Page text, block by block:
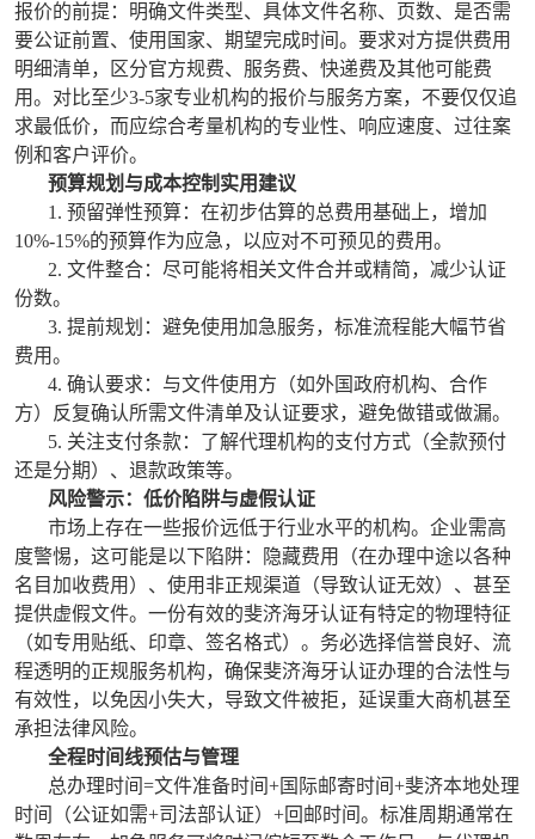
报价的前提：明确文件类型、具体文件名称、页数、是否需
要公证前置、使用国家、期望完成时间。要求对方提供费用
明细清单，区分官方规费、服务费、快递费及其他可能费
用。对比至少3-5家专业机构的报价与服务方案，不要仅仅追
求最低价，而应综合考量机构的专业性、响应速度、过往案
例和客户评价。
预算规划与成本控制实用建议
1. 预留弹性预算：在初步估算的总费用基础上，增加
10%-15%的预算作为应急，以应对不可预见的费用。
2. 文件整合：尽可能将相关文件合并或精简，减少认证
份数。
3. 提前规划：避免使用加急服务，标准流程能大幅节省
费用。
4. 确认要求：与文件使用方（如外国政府机构、合作
方）反复确认所需文件清单及认证要求，避免做错或做漏。
5. 关注支付条款：了解代理机构的支付方式（全款预付
还是分期）、退款政策等。
风险警示：低价陷阱与虚假认证
市场上存在一些报价远低于行业水平的机构。企业需高
度警惕，这可能是以下陷阱：隐藏费用（在办理中途以各种
名目加收费用）、使用非正规渠道（导致认证无效）、甚至
提供虚假文件。一份有效的斐济海牙认证有特定的物理特征
（如专用贴纸、印章、签名格式）。务必选择信誉良好、流
程透明的正规服务机构，确保斐济海牙认证办理的合法性与
有效性，以免因小失大，导致文件被拒，延误重大商机甚至
承担法律风险。
全程时间线预估与管理
总办理时间=文件准备时间+国际邮寄时间+斐济本地处理
时间（公证如需+司法部认证）+回邮时间。标准周期通常在